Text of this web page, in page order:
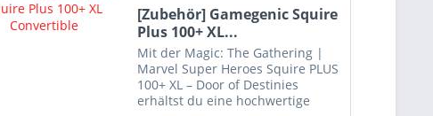
[Zubehör] Gamegenic Squire
Plus 100+ XL...
Mit der Magic: The Gathering |
Marvel Super Heroes Squire PLUS
100+ XL – Door of Destinies
erhältst du eine hochwertige